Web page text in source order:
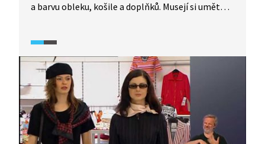
a barvu obleku, košile a doplňků. Musejí si umět
i oblečení: Kromě klasického obleku ještě existuje
smoking, žaket a frak. Ženy to mají o něco
jednodušší, v každém případě však spolu musí muž
a žena (pokud jde o slavnostní oblečení) ladit.